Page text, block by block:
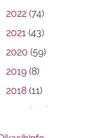
2022 (74)
2021 (43)
2020 (59)
2019 (8)
2018 (11)
(142)